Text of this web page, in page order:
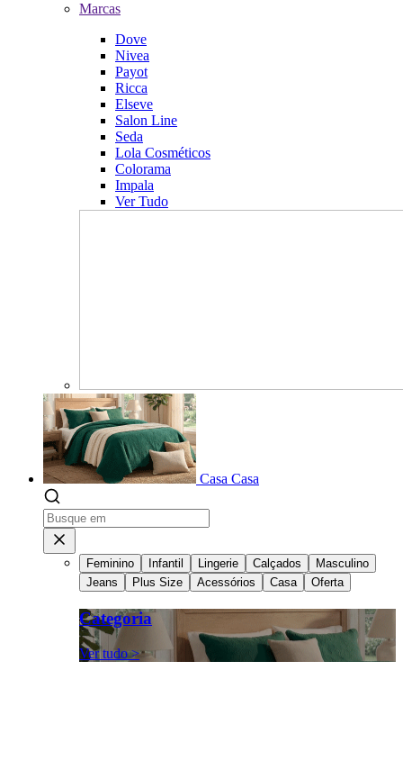
Marcas
Dove
Nivea
Payot
Ricca
Elseve
Salon Line
Seda
Lola Cosméticos
Colorama
Impala
Ver Tudo
Casa Casa
Feminino Infantil Lingerie Calçados
Masculino
Jeans
Plus Size Acessórios Casa Oferta
Categoria
Ver tudo >